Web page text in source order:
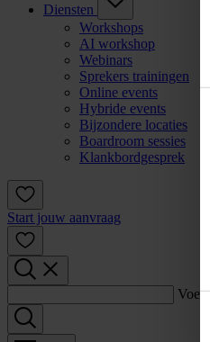
Diensten
Workshops
AI workshop
Webinars
Sprekers trainingen
Online events
Hybride events
Bijzondere locaties
Boardroom sessies
Klankbordgesprek
Start jouw aanvraag
Voer